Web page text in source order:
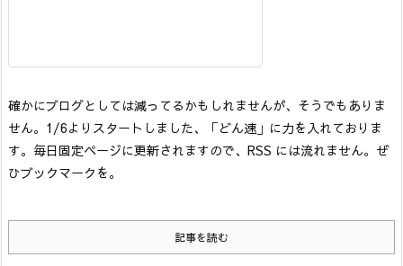
確かにブログとしては減ってるかもしれませんが、そうでもありま
せん。 1/6よりスタートしました、「どん速」に力を入れておりま
す。毎日固定ページに更新されますので、RSS には流れません。 ぜ
ひブックマークを。
記事を読む